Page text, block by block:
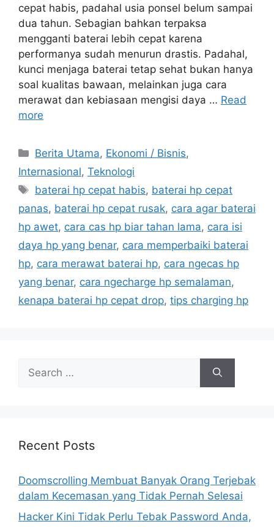
cepat habis, padahal usia ponsel belum sampai
dua tahun. Sebagian bahkan terpaksa
mengganti baterai lebih cepat karena
performanya sudah menurun drastis. Padahal,
kunci menjaga baterai tetap sehat bukan hanya
soal kualitas bawaan, melainkan juga cara
merawat dan kebiasaan mengisi daya … Read
more
C
a
e
g
o
r
s
Berita Utama, Ekonomi / Bisnis,
Internasional, Teknologi
T
a
s
baterai hp cepat habis, baterai hp cepat
panas, baterai hp cepat rusak, cara agar baterai
hp awet, cara cas hp biar tahan lama, cara isi
daya hp yang benar, cara memperbaiki baterai
hp, cara merawat baterai hp, cara ngecas hp
yang benar, cara ngecharge hp semalaman,
kenapa baterai hp cepat drop, tips charging hp
h
r
:
Recent Posts
Doomscrolling Membuat Banyak Orang Terjebak
dalam Kecemasan yang Tidak Pernah Selesai
Hacker Kini Tidak Perlu Tebak Password Anda,